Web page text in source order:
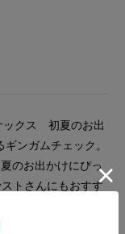
ックス 初夏のお出
ンガムチェック。
のお出かけにぴっ
トさんにもおすす
いところはしっか